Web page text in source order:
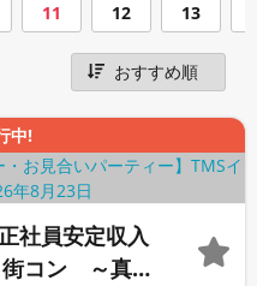
11 12 13
中!
社員安定収入
街コン ～真剣